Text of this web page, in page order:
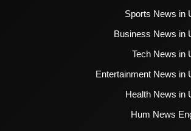
Sports News in
Business News in
Tech News in
Entertainment News in
Health News in
Hum News